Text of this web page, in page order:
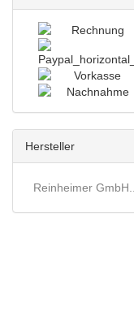
Hersteller
Reinheimer GmbH..